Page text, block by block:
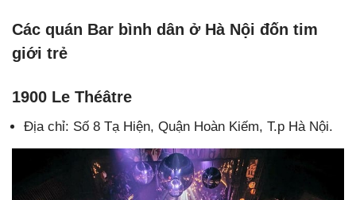
Các quán Bar bình dân ở Hà Nội đốn tim
giới trẻ
1900 Le Théâtre
Địa chỉ: Số 8 Tạ Hiện, Quận Hoàn Kiếm, T.p Hà Nội.